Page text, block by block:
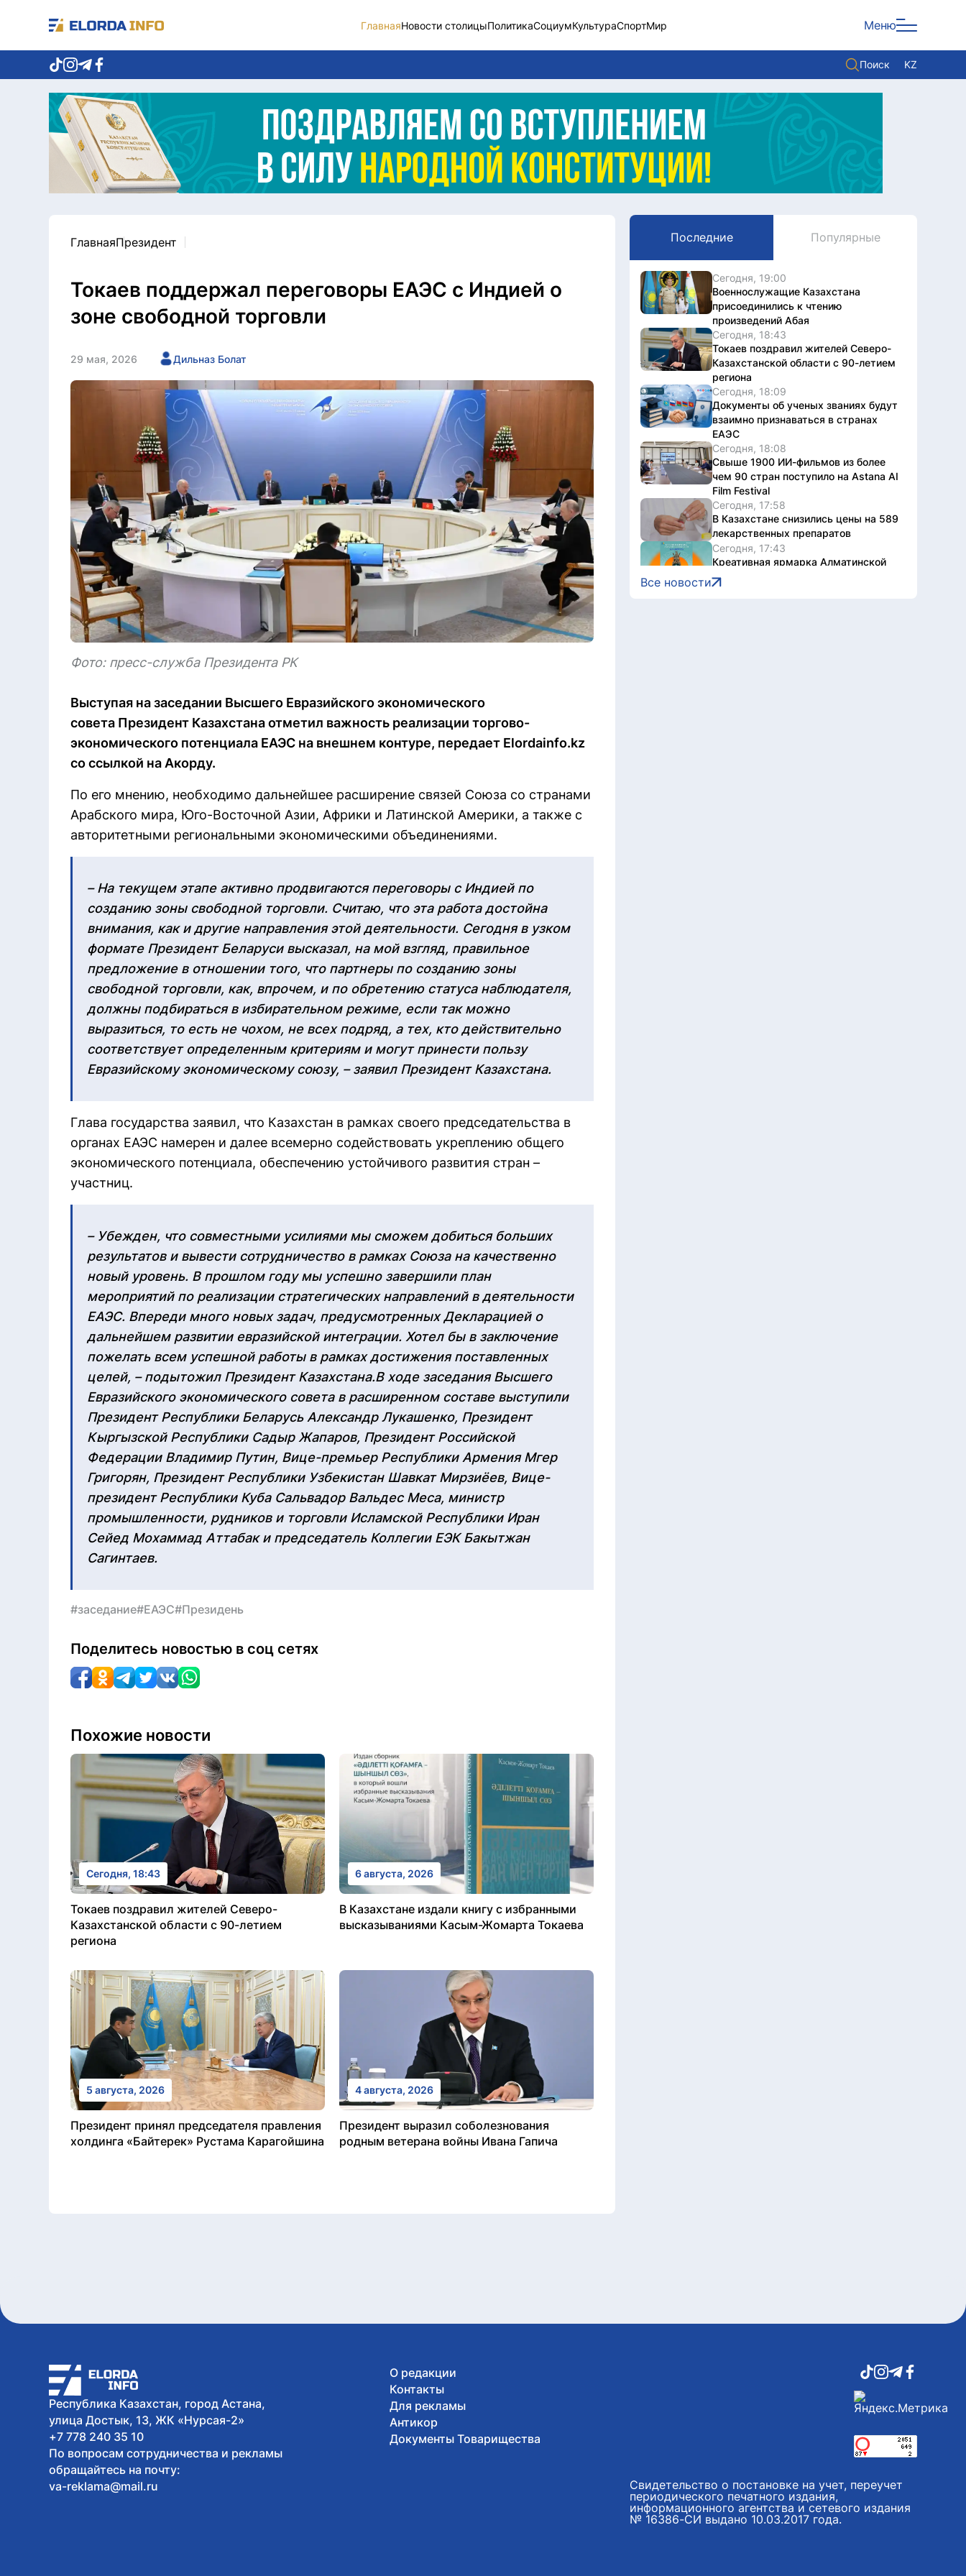
ГлавнаяНовости столицыПолитикаСоциумКультураСпортМир Меню
Поиск KZ
Новости столицы
Политика
Социум
Экономика
Спорт
Культура
Служба Комплаенс
Этический кодекс
Служу стране
ГлавнаяПрезидент
Токаев поддержал переговоры ЕАЭС с Индией о
зоне свободной торговли
29 мая, 2026 Дильназ Болат
Фото: пресс-служба Президента РК
Выступая на заседании Высшего Евразийского экономического
совета Президент Казахстана отметил важность реализации торгово-
экономического потенциала ЕАЭС на внешнем контуре, передает Elordainfo.kz
со ссылкой на Акорду.
По его мнению, необходимо дальнейшее расширение связей Союза со странами
Арабского мира, Юго-Восточной Азии, Африки и Латинской Америки, а также с
авторитетными региональными экономическими объединениями.
– На текущем этапе активно продвигаются переговоры с Индией по
созданию зоны свободной торговли. Считаю, что эта работа достойна
внимания, как и другие направления этой деятельности. Сегодня в узком
формате Президент Беларуси высказал, на мой взгляд, правильное
предложение в отношении того, что партнеры по созданию зоны
свободной торговли, как, впрочем, и по обретению статуса наблюдателя,
должны подбираться в избирательном режиме, если так можно
выразиться, то есть не чохом, не всех подряд, а тех, кто действительно
соответствует определенным критериям и могут принести пользу
Евразийскому экономическому союзу, – заявил Президент Казахстана.
Глава государства заявил, что Казахстан в рамках своего председательства в
органах ЕАЭС намерен и далее всемерно содействовать укреплению общего
экономического потенциала, обеспечению устойчивого развития стран –
участниц.
– Убежден, что совместными усилиями мы сможем добиться больших
результатов и вывести сотрудничество в рамках Союза на качественно
новый уровень. В прошлом году мы успешно завершили план
мероприятий по реализации стратегических направлений в деятельности
ЕАЭС. Впереди много новых задач, предусмотренных Декларацией о
дальнейшем развитии евразийской интеграции. Хотел бы в заключение
пожелать всем успешной работы в рамках достижения поставленных
целей, – подытожил Президент Казахстана.В ходе заседания Высшего
Евразийского экономического совета в расширенном составе выступили
Президент Республики Беларусь Александр Лукашенко, Президент
Кыргызской Республики Садыр Жапаров, Президент Российской
Федерации Владимир Путин, Вице-премьер Республики Армения Мгер
Григорян, Президент Республики Узбекистан Шавкат Мирзиёев, Вице-
президент Республики Куба Сальвадор Вальдес Меса, министр
промышленности, рудников и торговли Исламской Республики Иран
Сейед Мохаммад Аттабак и председатель Коллегии ЕЭК Бакытжан
Сагинтаев.
#заседание#ЕАЭС#Президень
Поделитесь новостью в соц сетях
Похожие новости
Сегодня, 18:43
Токаев поздравил жителей Северо-
Казахстанской области с 90-летием
региона
6 августа, 2026
В Казахстане издали книгу с избранными
высказываниями Касым-Жомарта Токаева
5 августа, 2026
Президент принял председателя правления
холдинга «Байтерек» Рустама Карагойшина
4 августа, 2026
Президент выразил соболезнования
родным ветерана войны Ивана Гапича
Последние Популярные
Сегодня, 19:00
Военнослужащие Казахстана
присоединились к чтению
произведений Абая
Сегодня, 18:43
Токаев поздравил жителей Северо-
Казахстанской области с 90-летием
региона
Сегодня, 18:09
Документы об ученых званиях будут
взаимно признаваться в странах
ЕАЭС
Сегодня, 18:08
Свыше 1900 ИИ-фильмов из более
чем 90 стран поступило на Astana AI
Film Festival
Сегодня, 17:58
В Казахстане снизились цены на 589
лекарственных препаратов
Сегодня, 17:43
Креативная ярмарка Алматинской
области пройдет в Астане
Сегодня, 17:35
Все новости
Республика Казахстан, город Астана,
улица Достык, 13, ЖК «Нурсая-2»
+7 778 240 35 10
По вопросам сотрудничества и рекламы
обращайтесь на почту:
va-reklama@mail.ru
О редакции
Контакты
Для рекламы
Антикор
Документы Товарищества
Свидетельство о постановке на учет, переучет
периодического печатного издания,
информационного агентства и сетевого издания
№ 16386-СИ выдано 10.03.2017 года.